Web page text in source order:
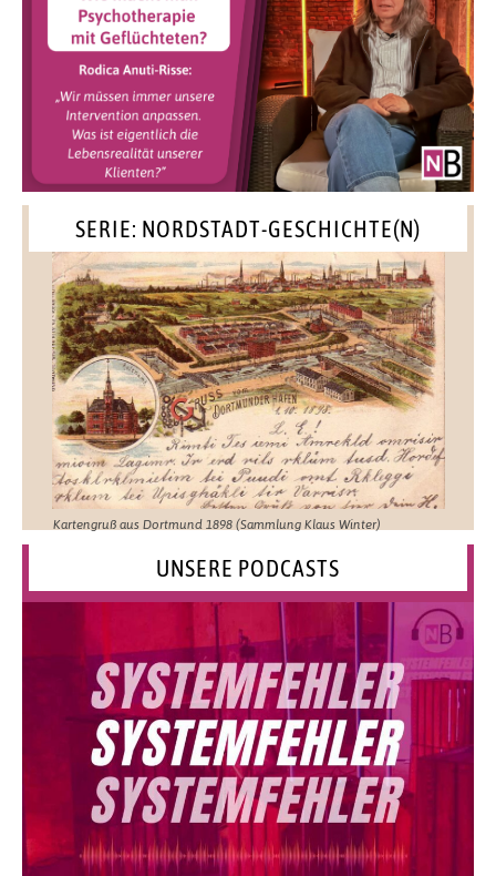
SERIE: NORDSTADT-GESCHICHTE(N)
Kartengruß aus Dortmund 1898 (Sammlung Klaus Winter)
UNSERE PODCASTS